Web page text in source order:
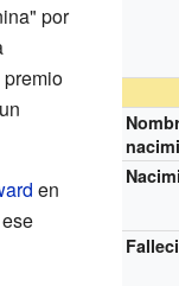
por
en
ese